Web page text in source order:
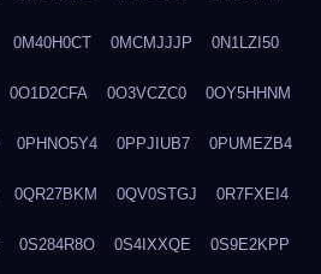
0M40H0CT 0MCMJJJP 0N1LZI50
0O1D2CFA 0O3VCZC0 0OY5HHNM
0PHNO5Y4 0PPJIUB7 0PUMEZB4
0QR27BKM 0QV0STGJ 0R7FXEI4
0S284R8O 0S4IXXQE 0S9E2KPP